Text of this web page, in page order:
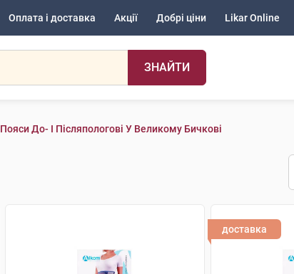
Оплата і доставка Акції Добрі ціни Likar Online
ЗНАЙТИ
Пояси До- І Післяпологові У Великому Бичкові
доставка